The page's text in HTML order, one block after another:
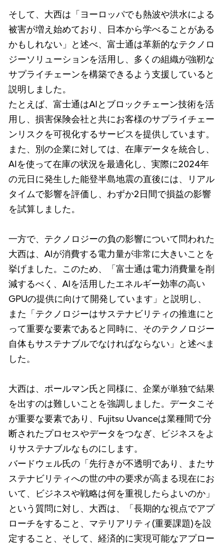
そして、大西は「ヨーロッパでも熱波や洪水による
被害が増え始めており、日本から学べることがある
かもしれない」と述べ、富士通は革新的なテクノロ
ジーソリューションを活用し、多くの組織が強靭な
サプライチェーンを構築できるよう支援していると
説明しました。
たとえば、富士通はAIとブロックチェーン技術を活
用し、損害保険会社と共にお客様のサプライチェー
ンリスクを可視化するサービスを提供しています。
また、別の企業に対しては、在庫データを統合し、
AIを使って在庫の状況を最適化し、実際に2024年
の元日に発生した能登半島地震の直後には、リアル
タイムで影響を評価し、わずか2日間で損益の影響
を試算しました。
一方で、テクノロジーの負の影響について問われた
大西は、AIが消費する電力量が非常に大きいことを
挙げました。このため、「富士通は電力消費量を削
減するべく、AIを活用したエネルギー効率の高い
GPUの提供に向けて開発しています」と説明し、
また「テクノロジーはサステナビリティの推進にと
って重要な要素であると同時に、そのテクノロジー
自体もサステナブルでなければならない」と述べま
した。
大西は、ポールマン氏と同様に、企業が単独で結果
を出すのは難しいことを強調しました。データこそ
が重要な要素であり、Fujitsu Uvanceは業種間で分
断されたプロセスやデータをつなぎ、ビジネスをよ
りサステナブルなものにします。
バードウェル氏の「先行きが不透明であり、またサ
ステナビリティへの世の中の要求が高まる現在にお
いて、ビジネスや戦略は何を重視したらよいのか」
という質問に対し、大西は、「長期的な視点でアプ
ローチをすること、マテリアリティ(重要課題)を設
定すること、そして、経済的に実現可能なアプロー